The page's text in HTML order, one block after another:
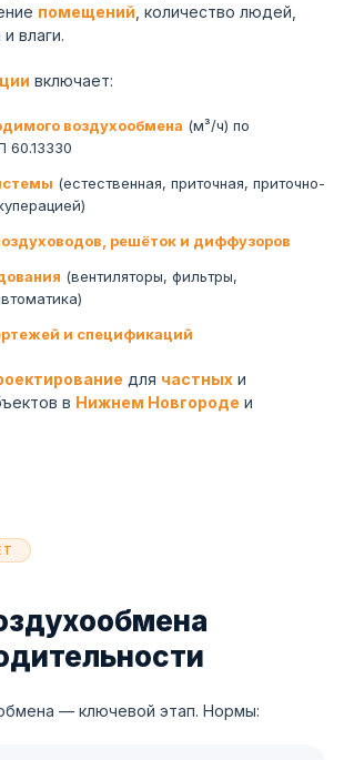
помещений , количество людей,
влаги.
включает:
воздухообмена (м³/ч) по
60.13330
(естественная, приточная, приточно-
решёток и диффузоров
(вентиляторы, фильтры,
и спецификаций
для частных и
в Нижнем Новгороде и
— ключевой этап. Нормы: